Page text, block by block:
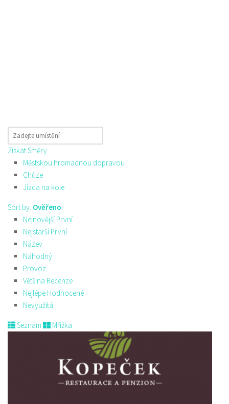
Získat Směry
Městskou hromadnou dopravou
Chůze
Jízda na kole
Sort by: Ověřeno
Nejnovější První
Nejstarší První
Název
Náhodný
Provoz
Většina Recenze
Nejlépe Hodnocené
Nevyužitá
Seznam Mřížka